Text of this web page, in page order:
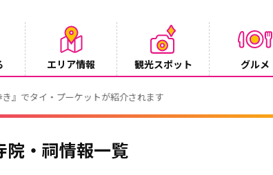
エリア情報 観光スポット グルメ
てようキャンペーン
院・祠情報一覧